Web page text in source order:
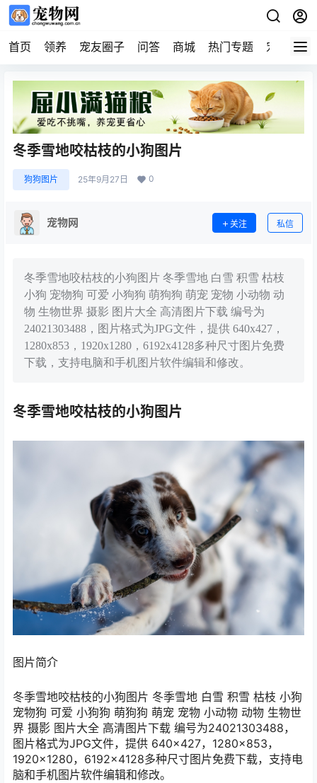
首页 领养 宠友圈子 问答 商城 热门专题 宠物企业
冬季雪地咬枯枝的小狗图片
狗狗图片 25年9月27日 0
宠物网 关注 私信
冬季雪地咬枯枝的小狗图片 冬季雪地 白雪 积雪 枯枝
小狗 宠物狗 可爱 小狗狗 萌狗狗 萌宠 宠物 小动物 动
物 生物世界 摄影 图片大全 高清图片下载 编号为
24021303488，图片格式为JPG文件，提供 640x427，
1280x853，1920x1280，6192x4128多种尺寸图片免费
下载，支持电脑和手机图片软件编辑和修改。
冬季雪地咬枯枝的小狗图片
图片简介
冬季雪地咬枯枝的小狗图片 冬季雪地 白雪 积雪 枯枝 小狗
宠物狗 可爱 小狗狗 萌狗狗 萌宠 宠物 小动物 动物 生物世
界 摄影 图片大全 高清图片下载 编号为24021303488，
图片格式为JPG文件，提供 640×427，1280×853，
1920×1280，6192×4128多种尺寸图片免费下载，支持电
脑和手机图片软件编辑和修改。